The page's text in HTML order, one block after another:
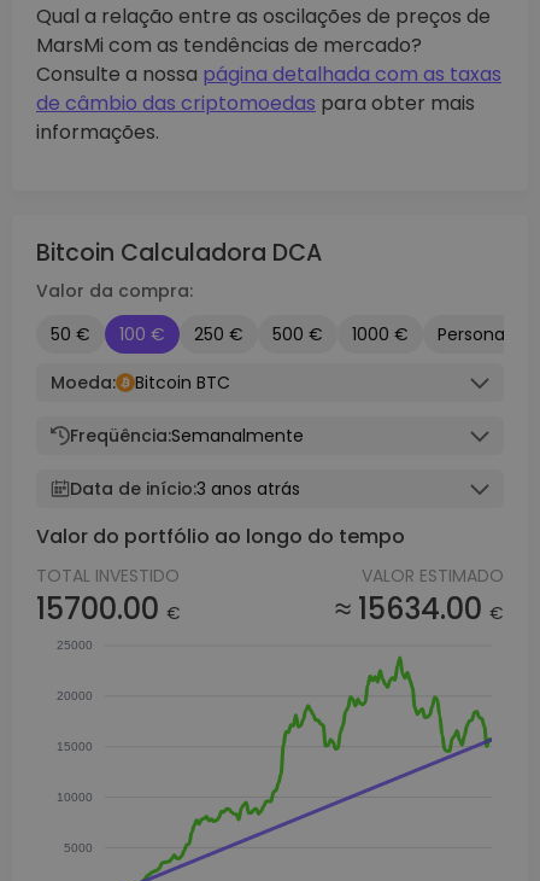
Qual a relação entre as oscilações de preços de
MarsMi com as tendências de mercado?
Consulte a nossa página detalhada com as taxas
de câmbio das criptomoedas para obter mais
informações.
Bitcoin Calculadora DCA
Valor da compra:
50 €
100 € 250 € 500 € 1000 €
Moeda:
Bitcoin BTC
Freqüência:Semanalmente
Data de início:3 anos atrás
Valor do portfólio ao longo do tempo
TOTAL INVESTIDO
15700.00 €
VALOR ESTIMADO
≈ 15634.00 €
25000
20000
15000
10000
5000